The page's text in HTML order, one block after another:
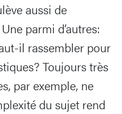
aussi de
parmi d’autres:
il rassembler pour
Toujours très
par exemple, ne
du sujet rend